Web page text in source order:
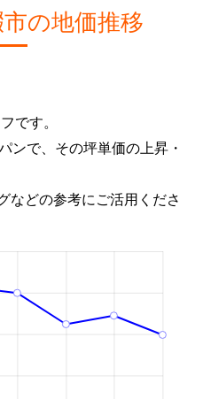
の地価推移
です。
ンで、その坪単価の上昇・
などの参考にご活用くださ